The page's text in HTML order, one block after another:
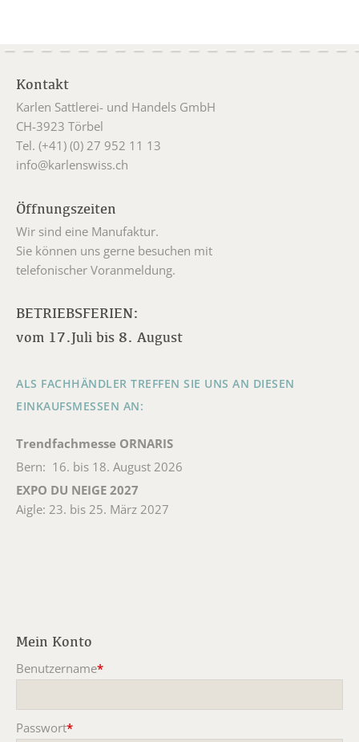
Kontakt
Karlen Sattlerei- und Handels GmbH
CH-3923 Törbel
Tel. (+41) (0) 27 952 11 13
info@karlenswiss.ch
Öffnungszeiten
Wir sind eine Manufaktur.
Sie können uns gerne besuchen mit
telefonischer Voranmeldung.
BETRIEBSFERIEN:
vom 17.Juli bis 8. August
ALS FACHHÄNDLER TREFFEN SIE UNS AN DIESEN
EINKAUFSMESSEN AN:
Trendfachmesse ORNARIS
Bern: 16. bis 18. August 2026
EXPO DU NEIGE 2027
Aigle: 23. bis 25. März 2027
Mein Konto
Benutzername*
Passwort*